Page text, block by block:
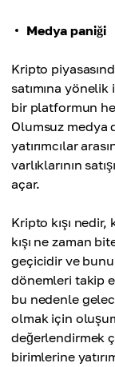
Medya paniği
Kripto
satımına
bir platformun
Olumsuz medya
yatırımcılar
varlıklarının
açar.
Kripto kışı
kışı ne zaman
geçicidir ve
dönemleri takip
bu nedenle
olmak için
değerlendirmek
birimlerine